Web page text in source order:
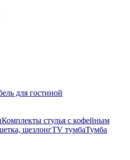
для гостиной
Комплекты стулья с кофейным
шезлонгTV тумбаТумба